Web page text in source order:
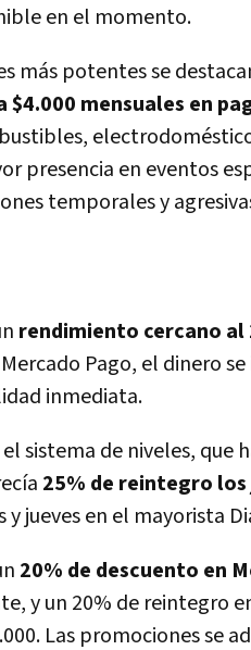
en el momento.
más potentes se
$4.000 mensuales en
presencia en eventos
temporales y
rendimiento cercano al
Pago, el dinero
inmediata.
sistema de niveles, que
25% de reintegro los
y jueves en el mayorista
20% de descuento en
y un 20% de reintegro
Las promociones se